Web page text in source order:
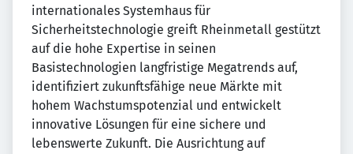
internationales Systemhaus für
Sicherheitstechnologie greift Rheinmetall gestützt
auf die hohe Expertise in seinen
Basistechnologien langfristige Megatrends auf,
identifiziert zukunftsfähige neue Märkte mit
hohem Wachstumspotenzial und entwickelt
innovative Lösungen für eine sichere und
lebenswerte Zukunft. Die Ausrichtung auf